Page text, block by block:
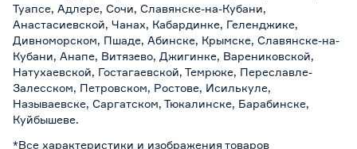
Туапсе, Адлере, Сочи, Славянске-на-Кубани,
Анастасиевской, Чанах, Кабардинке, Геленджике,
Дивноморском, Пшаде, Абинске, Крымске, Славянске-на-
Кубани, Анапе, Витязево, Джигинке, Варениковской,
Натухаевской, Гостагаевской, Темрюке, Переславле-
Залесском, Петровском, Ростове, Исилькуле,
Называевске, Саргатском, Тюкалинске, Барабинске,
Куйбышеве.
*Все характеристики и изображения товаров